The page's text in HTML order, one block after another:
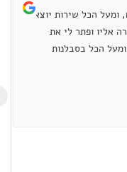
הכל שירות יוצא
ופתר לי את
הכל בסבלנות